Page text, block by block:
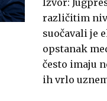
Izvor:
različitim
suočavali je
opstanak
često imaju
ih vrlo